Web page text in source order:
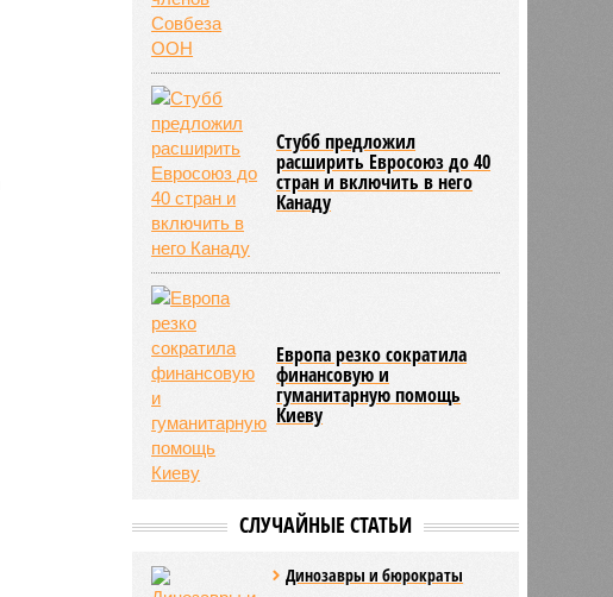
Стубб предложил
расширить Евросоюз до 40
стран и включить в него
Канаду
Европа резко сократила
финансовую и
гуманитарную помощь
Киеву
СЛУЧАЙНЫЕ СТАТЬИ
Динозавры и бюрократы